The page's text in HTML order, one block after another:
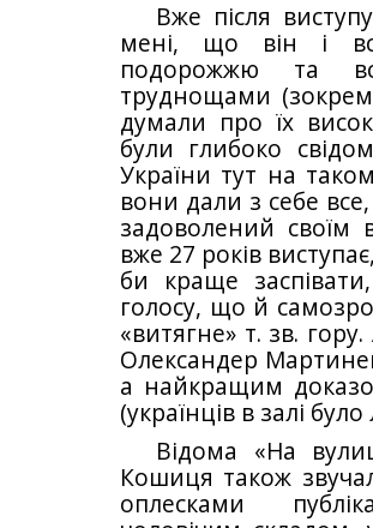
Вже після
мені, що він і
подорожжю та
труднощами
думали про їх
були глибоко
України тут на
вони дали з себе
задоволений своїм
вже 27 років
би краще
голосу, що й
«витягне» т. зв.
Олександер
а найкращим
(українців в залі
Відома «На
Кошиця також
оплесками